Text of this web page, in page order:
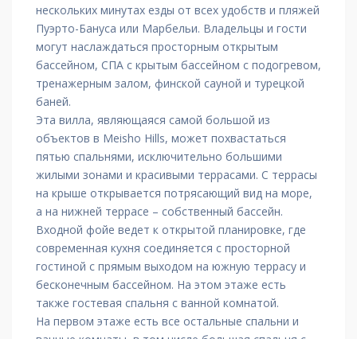
нескольких минутах езды от всех удобств и пляжей
Пуэрто-Бануса или Марбельи. Владельцы и гости
могут наслаждаться просторным открытым
бассейном, СПА с крытым бассейном с подогревом,
тренажерным залом, финской сауной и турецкой
баней.
Эта вилла, являющаяся самой большой из
объектов в Meisho Hills, может похвастаться
пятью спальнями, исключительно большими
жилыми зонами и красивыми террасами. С террасы
на крыше открывается потрясающий вид на море,
а на нижней террасе – собственный бассейн.
Входной фойе ведет к открытой планировке, где
современная кухня соединяется с просторной
гостиной с прямым выходом на южную террасу и
бесконечным бассейном. На этом этаже есть
также гостевая спальня с ванной комнатой.
На первом этаже есть все остальные спальни и